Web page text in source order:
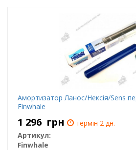
Амортизатор Ланос/Нексія/Sens
Finwhale
1 296 грн
термін 2 дн.
Артикул:
Finwhale